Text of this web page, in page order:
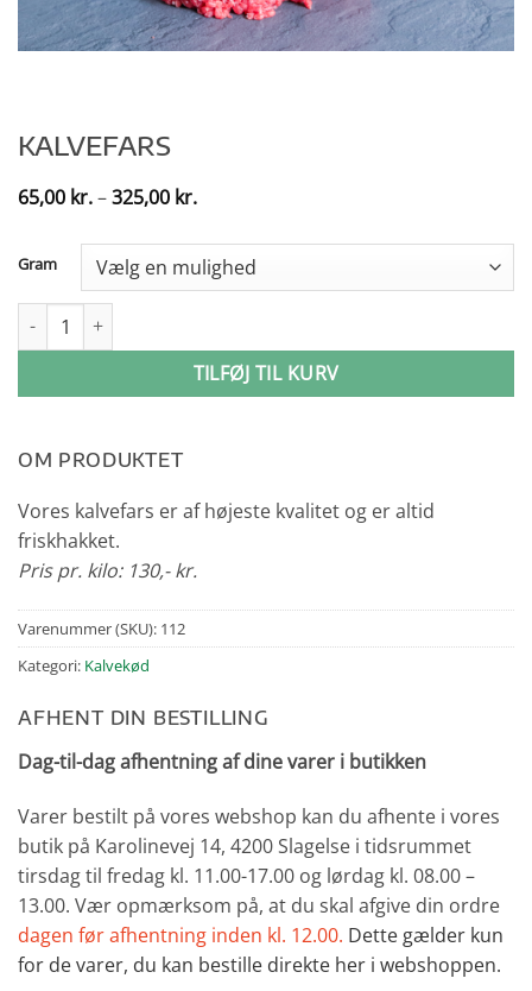
KALVEFARS
65,00 kr.–325,00 kr.Prisinterval:
325,00 kr.
Gram
Kalvefars antal
TILFØJ TIL KURV
OM PRODUKTET
Vores kalvefars er af højeste kvalitet og er altid
friskhakket.
Pris pr. kilo: 130,- kr.
Varenummer (SKU): 112
Kategori: Kalvekød
AFHENT DIN BESTILLING
Dag-til-dag afhentning af dine varer i butikken
Varer bestilt på vores webshop kan du afhente i vores
butik på Karolinevej 14, 4200 Slagelse i tidsrummet
tirsdag til fredag kl. 11.00-17.00 og lørdag kl. 08.00 –
13.00. Vær opmærksom på, at du skal afgive din ordre
dagen før afhentning inden kl. 12.00. Dette gælder kun
for de varer, du kan bestille direkte her i webshoppen.